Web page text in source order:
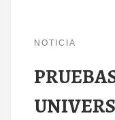
NOTICIA